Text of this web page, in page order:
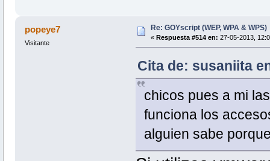
popeye7
Visitante
Re: GOYscript (WEP, WPA & WPS)
« Respuesta #514 en: 27-05-2013,
Cita de: susaniita
chicos pues a mi
funciona los
alguien sabe